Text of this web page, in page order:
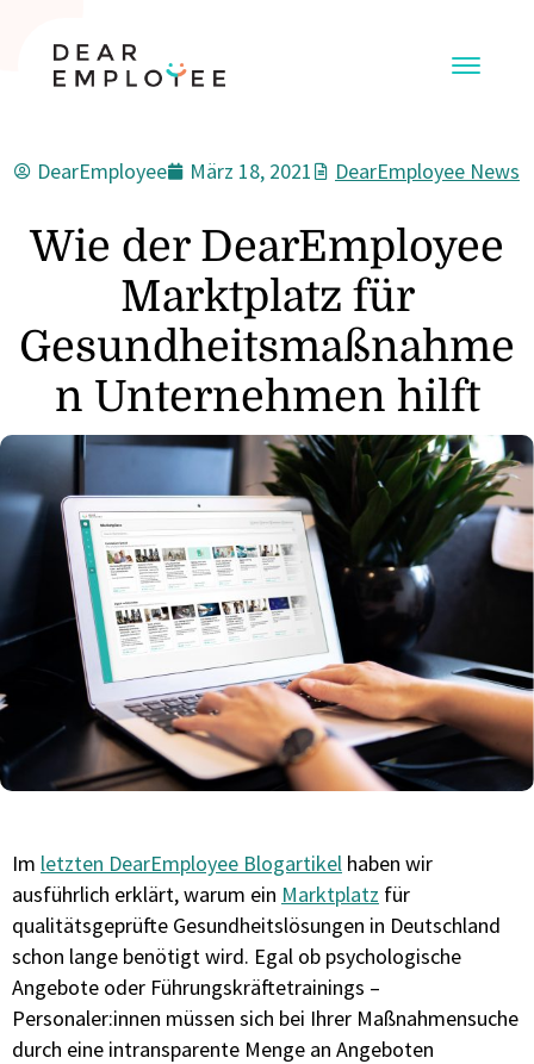
DearEmployee März 18, 2021 DearEmployee News
Wie der DearEmployee
Marktplatz für
Gesundheitsmaßnahme
n Unternehmen hilft
Im letzten DearEmployee Blogartikel haben wir
ausführlich erklärt, warum ein Marktplatz für
qualitätsgeprüfte Gesundheitslösungen in Deutschland
schon lange benötigt wird. Egal ob psychologische
Angebote oder Führungskräftetrainings –
Personaler:innen müssen sich bei Ihrer Maßnahmensuche
durch eine intransparente Menge an Angeboten